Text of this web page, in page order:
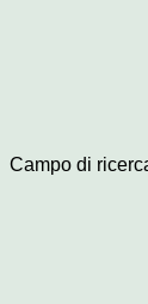
Campo di